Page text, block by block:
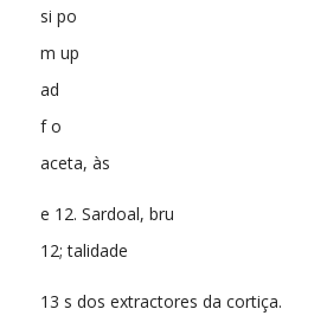
si po
m up
ad
f o
aceta, às
e 12. Sardoal, bru
12; talidade
13 s dos extractores da cortiça.